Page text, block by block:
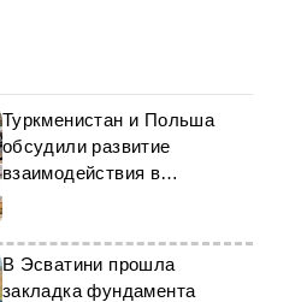
Туркменистан и Польша
обсудили развитие
взаимодействия в
миграционной сфере
В Эсватини прошла
закладка фундамента